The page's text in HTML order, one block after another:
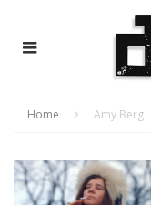
Home Amy Berg